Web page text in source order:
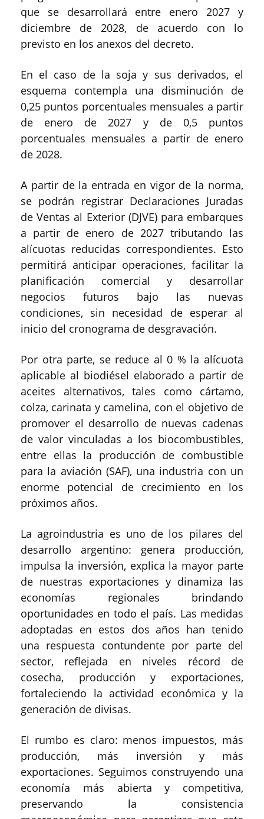
que se desarrollará entre enero 2027 y
diciembre de 2028, de acuerdo con lo
previsto en los anexos del decreto.
En el caso de la soja y sus derivados, el
esquema contempla una disminución de
0,25 puntos porcentuales mensuales a partir
de enero de 2027 y de 0,5 puntos
porcentuales mensuales a partir de enero
de 2028.
A partir de la entrada en vigor de la norma,
se podrán registrar Declaraciones Juradas
de Ventas al Exterior (DJVE) para embarques
a partir de enero de 2027 tributando las
alícuotas reducidas correspondientes. Esto
permitirá anticipar operaciones, facilitar la
planificación comercial y desarrollar
negocios futuros bajo las nuevas
condiciones, sin necesidad de esperar al
inicio del cronograma de desgravación.
Por otra parte, se reduce al 0 % la alícuota
aplicable al biodiésel elaborado a partir de
aceites alternativos, tales como cártamo,
colza, carinata y camelina, con el objetivo de
promover el desarrollo de nuevas cadenas
de valor vinculadas a los biocombustibles,
entre ellas la producción de combustible
para la aviación (SAF), una industria con un
enorme potencial de crecimiento en los
próximos años.
La agroindustria es uno de los pilares del
desarrollo argentino: genera producción,
impulsa la inversión, explica la mayor parte
de nuestras exportaciones y dinamiza las
economías regionales brindando
oportunidades en todo el país. Las medidas
adoptadas en estos dos años han tenido
una respuesta contundente por parte del
sector, reflejada en niveles récord de
cosecha, producción y exportaciones,
fortaleciendo la actividad económica y la
generación de divisas.
El rumbo es claro: menos impuestos, más
producción, más inversión y más
exportaciones. Seguimos construyendo una
economía más abierta y competitiva,
preservando la consistencia